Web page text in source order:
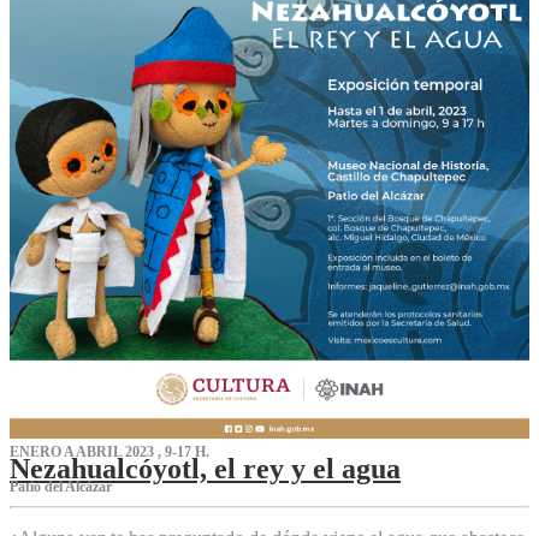
ENERO A ABRIL 2023 , 9-17 H.
Nezahualcóyotl, el rey y el agua
Patio del Alcázar